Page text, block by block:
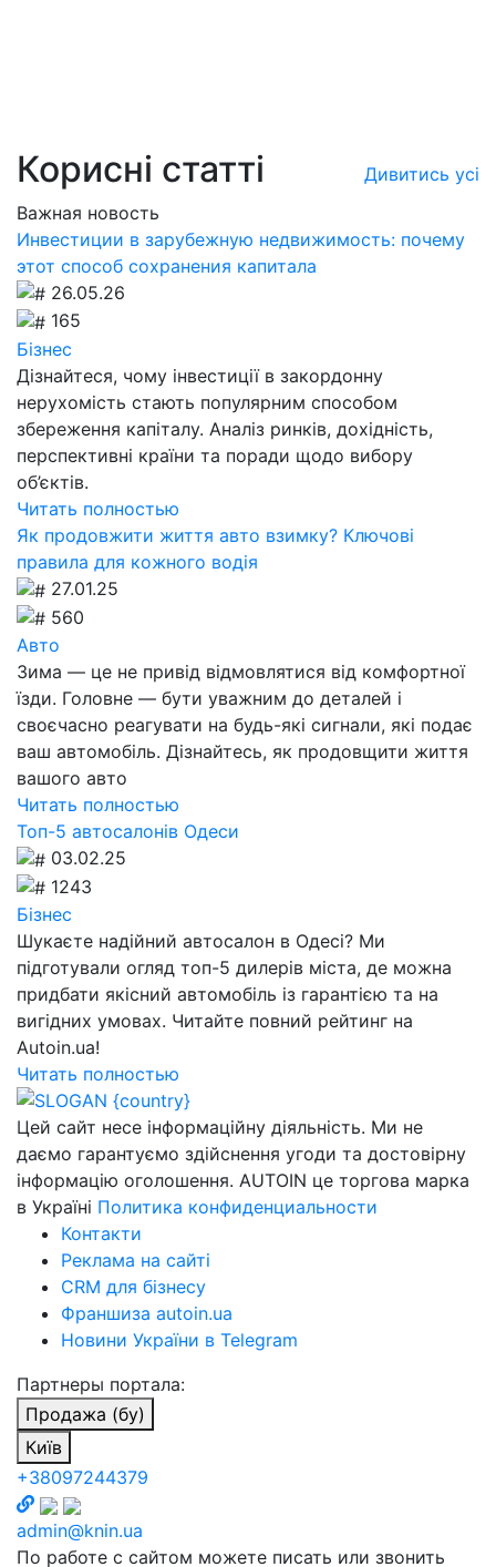
Корисні статті
Дивитись усі
Важная новость
Инвестиции в зарубежную недвижимость: почему
этот способ сохранения капитала
26.05.26
165
Бізнес
Дізнайтеся, чому інвестиції в закордонну
нерухомість стають популярним способом
збереження капіталу. Аналіз ринків, дохідність,
перспективні країни та поради щодо вибору
об’єктів.
Читать полностью
Як продовжити життя авто взимку? Ключові
правила для кожного водія
27.01.25
560
Авто
Зима — це не привід відмовлятися від комфортної
їзди. Головне — бути уважним до деталей і
своєчасно реагувати на будь-які сигнали, які подає
ваш автомобіль. Дізнайтесь, як продовщити життя
вашого авто
Читать полностью
Топ-5 автосалонів Одеси
03.02.25
1243
Бізнес
Шукаєте надійний автосалон в Одесі? Ми
підготували огляд топ-5 дилерів міста, де можна
придбати якісний автомобіль із гарантією та на
вигідних умовах. Читайте повний рейтинг на
Autoin.ua!
Читать полностью
Цей сайт несе інформаційну діяльність. Ми не
даємо гарантуємо здійснення угоди та достовірну
інформацію оголошення. AUTOIN це торгова марка
в Україні Политика конфиденциальности
Контакти
Реклама на сайті
CRM для бізнесу
Франшиза autoin.ua
Новини України в Telegram
Партнеры портала:
Продажа (бу)
Київ
+38097244379
admin@knin.ua
По работе с сайтом можете писать или звонить